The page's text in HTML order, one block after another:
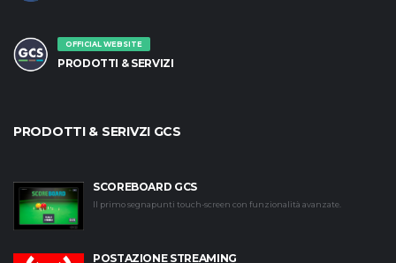
OFFICIAL WEBSITE
PRODOTTI & SERVIZI
PRODOTTI & SERIVZI GCS
SCOREBOARD GCS
Il primo segnapunti touch-screen con funzionalità avanzate.
POSTAZIONE STREAMING